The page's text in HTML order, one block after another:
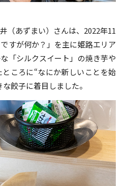
（あずまい）さんは、2022年11
すが何か？」を主に姫路エリア
「シルクスイート」の焼き芋や
ころに“なにか新しいことを始
餃子に着目しました。